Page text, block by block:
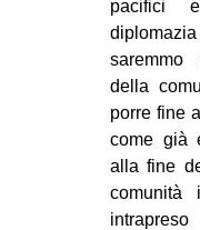
pacifici
saremmo
della
porre fine
come già
alla fine
comunità